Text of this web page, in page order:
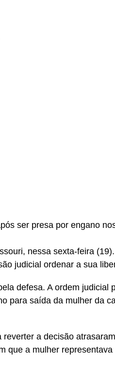
ser presa por engano
nessa sexta-feira
judicial ordenar a sua
defesa. A ordem judicial
para saída da mulher da
a decisão
que a mulher representava